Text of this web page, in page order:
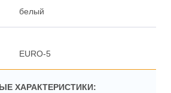
белый
EURO-5
ХАРАКТЕРИСТИКИ: